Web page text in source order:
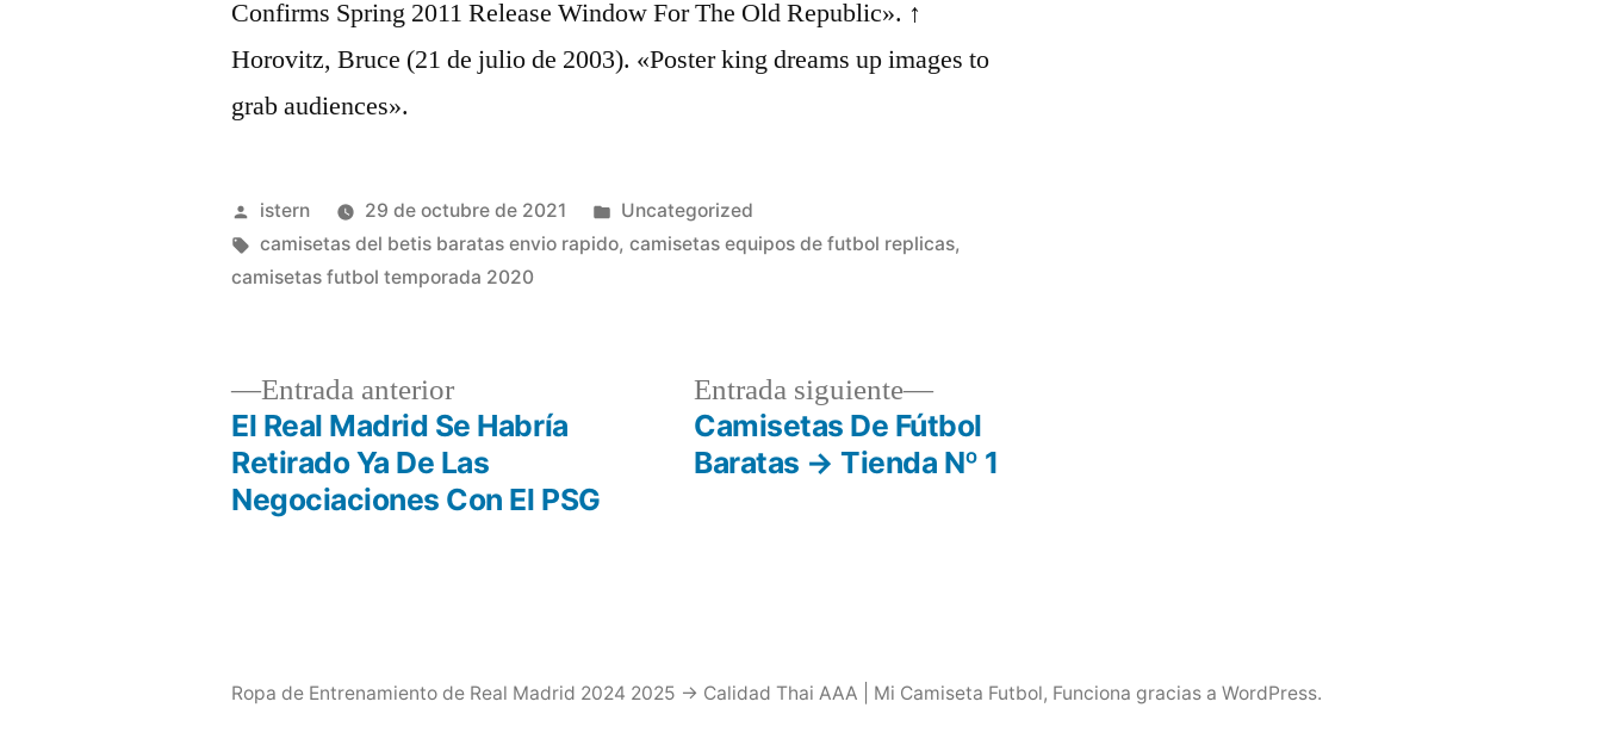
Confirms Spring 2011 Release Window For The Old Republic». ↑
Horovitz, Bruce (21 de julio de 2003). «Poster king dreams up images to
grab audiences».
Publicado
por
istern 29 de octubre de 2021
Publicado
en
Uncategorized
Etiquetas:
camisetas del betis baratas envio rapido,camisetas equipos de futbol replicas,
camisetas futbol temporada 2020
Navegación
Entrada anteriorEntrada
anterior:
El Real Madrid Se Habría
Retirado Ya De Las
Negociaciones Con El PSG
Entrada siguiente
Entrada
siguiente:
Camisetas De Fútbol
Baratas → Tienda Nº 1
Ropa de Entrenamiento de Real Madrid 2024 2025 → Calidad Thai AAA | Mi Camiseta Futbol, Funciona gracias a WordPress.